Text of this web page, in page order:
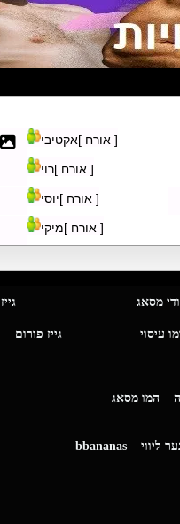
[ אורח ]אקטיבי
[ אורח ]רוי
[ אורח ]יוסי
[ אורח ]מיקי
בודי מסאג גייז
עיסוי גייז פורום
המו מסאג
ליווי bbananas